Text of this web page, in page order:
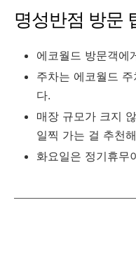
명성반점 방문
에코월드 방문객에
주차는 에코월드
다.
매장 규모가 크지
일찍 가는 걸 추천
화요일은 정기휴무